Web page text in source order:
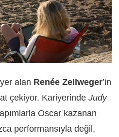
alan Renée Zellweger’in
çekiyor. Kariyerinde Judy
Oscar kazanan
performansıyla değil,